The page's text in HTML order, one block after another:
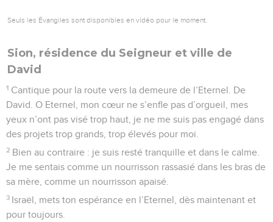
Seuls les Évangiles sont disponibles en vidéo pour le moment.
Sion, résidence du Seigneur et ville de
David
1 Cantique pour la route vers la demeure de l’Eternel. De
David. O Eternel, mon cœur ne s’enfle pas d’orgueil, mes
yeux n’ont pas visé trop haut, je ne me suis pas engagé dans
des projets trop grands, trop élevés pour moi.
2 Bien au contraire : je suis resté tranquille et dans le calme.
Je me sentais comme un nourrisson rassasié dans les bras de
sa mère, comme un nourrisson apaisé.
3 Israël, mets ton espérance en l’Eternel, dès maintenant et
pour toujours.